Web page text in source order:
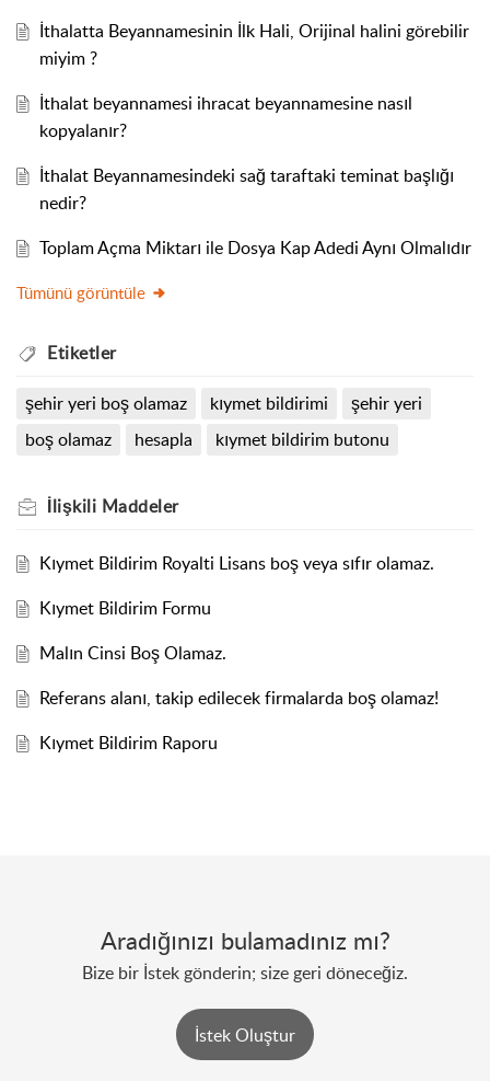
İthalatta Beyannamesinin İlk Hali, Orijinal halini görebilir
miyim ?
İthalat beyannamesi ihracat beyannamesine nasıl
kopyalanır?
İthalat Beyannamesindeki sağ taraftaki teminat başlığı
nedir?
Toplam Açma Miktarı ile Dosya Kap Adedi Aynı Olmalıdır
Tümünü görüntüle
Etiketler
şehir yeri boş olamaz kıymet bildirimi
şehir yeri
boş olamaz
hesapla kıymet bildirim butonu
İlişkili Maddeler
Kıymet Bildirim Royalti Lisans boş veya sıfır olamaz.
Kıymet Bildirim Formu
Malın Cinsi Boş Olamaz.
Referans alanı, takip edilecek firmalarda boş olamaz!
Kıymet Bildirim Raporu
Aradığınızı bulamadınız mı?
Bize bir İstek gönderin; size geri döneceğiz.
İstek Oluştur